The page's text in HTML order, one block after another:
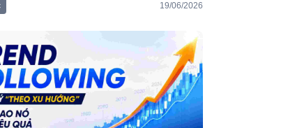
19/06/2026